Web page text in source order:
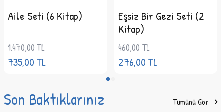
Kitap,Çocuk Kitapları,
Aile Seti (6 Kitap)
1.470,00TL
735,00 TL
Eşsiz Bir Gezi Seti (2
Kitap)
460,00TL
276,00 TL
Son Baktıklarınız Tümünü Gör